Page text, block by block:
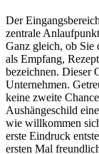
Der
zentrale
Ganz gleich, ob Sie
als Empfang,
bezeichnen. Dieser
Unternehmen.
keine zweite
Aushängeschild
wie willkommen
erste Eindruck
ersten Mal